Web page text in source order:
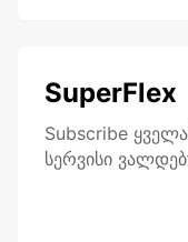
SuperFlex
Subscribe
სერვისი